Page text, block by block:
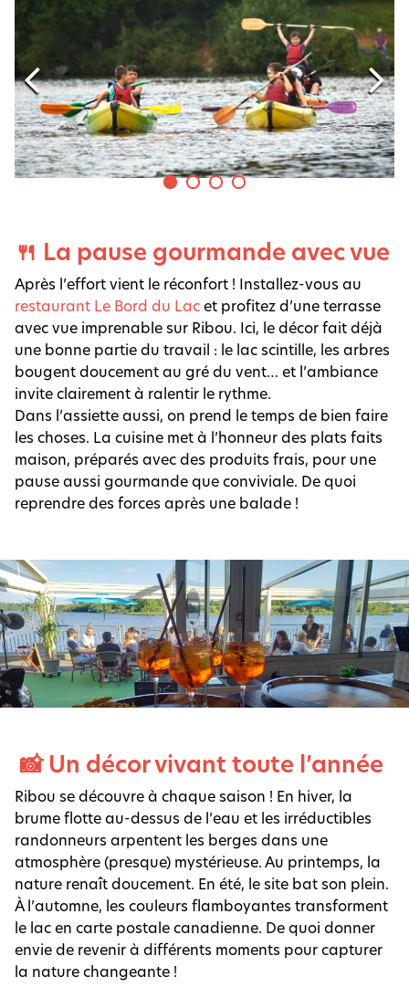
🍴 La pause gourmande avec vue
Après l’effort vient le réconfort ! Installez-vous au
restaurant Le Bord du Lacet profitez d’une terrasse
avec vue imprenable sur Ribou. Ici, le décor fait déjà
une bonne partie du travail : le lac scintille, les arbres
bougent doucement au gré du vent… et l’ambiance
invite clairement à ralentir le rythme.
Dans l’assiette aussi, on prend le temps de bien faire
les choses. La cuisine met à l’honneur des plats faits
maison, préparés avec des produits frais, pour une
pause aussi gourmande que conviviale. De quoi
reprendre des forces après une balade !
📸 Un décor vivant toute l’année
Ribou se découvre à chaque saison ! En hiver, la
brume flotte au-dessus de l’eau et les irréductibles
randonneurs arpentent les berges dans une
atmosphère (presque) mystérieuse. Au printemps, la
nature renaît doucement. En été, le site bat son plein.
À l’automne, les couleurs flamboyantes transforment
le lac en carte postale canadienne. De quoi donner
envie de revenir à différents moments pour capturer
la nature changeante !